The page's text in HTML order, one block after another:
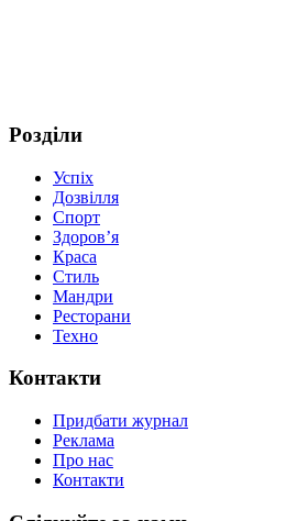
Розділи
Успіх
Дозвілля
Спорт
Здоров’я
Краса
Стиль
Мандри
Ресторани
Техно
Контакти
Придбати журнал
Реклама
Про нас
Контакти